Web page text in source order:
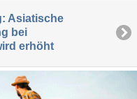
Asiatische
bei
erhöht